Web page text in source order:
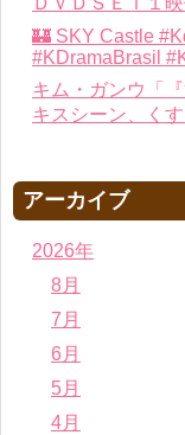
🏰 SKY Castle
#KDramaBrasil
キム・ガンウ「
キスシーン、く
アーカイブ
2026年
8月
7月
6月
5月
4月